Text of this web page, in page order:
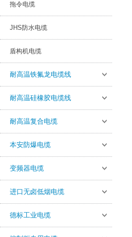
拖令电缆
JHS防水电缆
盾构机电缆
耐高温铁氟龙电缆线
耐高温硅橡胶电缆线
耐高温复合电缆
本安防爆电缆
变频器电缆
进口无卤低烟电缆
德标工业电缆